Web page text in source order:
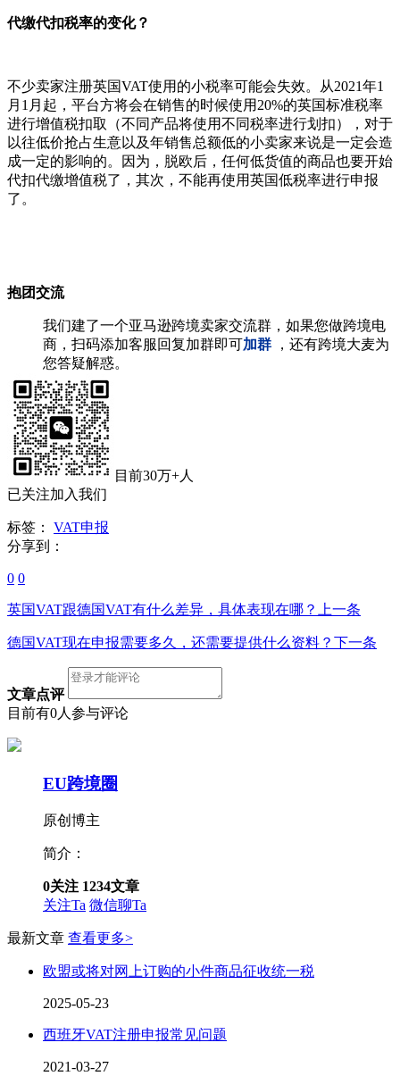
代缴代扣税率的变化？
不少卖家注册英国VAT使用的小税率可能会失效。从2021年1
月1月起，平台方将会在销售的时候使用20%的英国标准税率
进行增值税扣取（不同产品将使用不同税率进行划扣），对于
以往低价抢占生意以及年销售总额低的小卖家来说是一定会造
成一定的影响的。因为，脱欧后，任何低货值的商品也要开始
代扣代缴增值税了，其次，不能再使用英国低税率进行申报
了。
抱团交流
我们建了一个亚马逊跨境卖家交流群，如果您做跨境电
商，扫码添加客服回复加群即可加群
，还有跨境大麦为
您答疑解惑。
目前30万+人
已关注加入我们
标签：
VAT申报
分享到：
0 0
英国VAT跟德国VAT有什么差异，具体表现在哪？ 上一条
德国VAT现在申报需要多久，还需要提供什么资料？ 下一条
文章点评
目前有0人参与评论
EU跨境圈
原创博主
简介：
0关注 1234文章
关注Ta 微信聊Ta
最新文章 查看更多>
欧盟或将对网上订购的小件商品征收统一税
2025-05-23
西班牙VAT注册申报常见问题
2021-03-27